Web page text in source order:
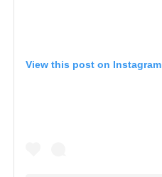
View this post on Instagram